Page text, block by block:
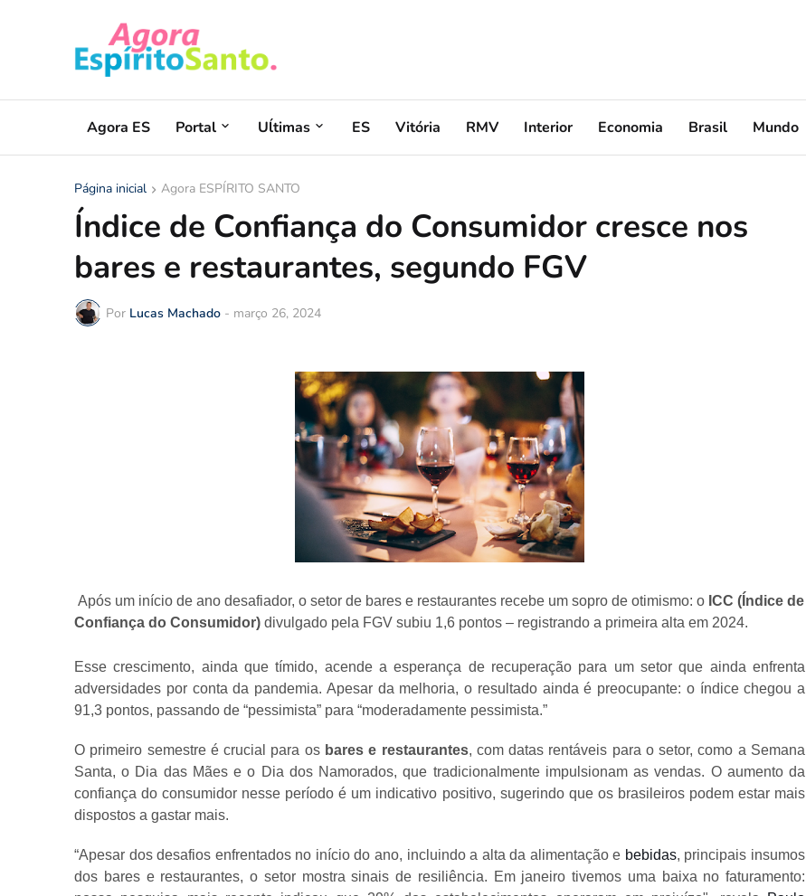
Agora ES Portal Uĺtimas ES Vitória RMV Interior Economia Brasil Mundo
Página inicial Agora ESPÍRITO SANTO
Índice de Confiança do Consumidor cresce nos
bares e restaurantes, segundo FGV
Por Lucas Machado - março 26, 2024
Após um início de ano desafiador, o setor de bares e restaurantes recebe um sopro de otimismo: o ICC (Índice de
Confiança do Consumidor) divulgado pela FGV subiu 1,6 pontos – registrando a primeira alta em 2024.
Esse crescimento, ainda que tímido, acende a esperança de recuperação para um setor que ainda enfrenta
adversidades por conta da pandemia. Apesar da melhoria, o resultado ainda é preocupante: o índice chegou a
91,3 pontos, passando de “pessimista” para “moderadamente pessimista.”
O primeiro semestre é crucial para os bares e restaurantes, com datas rentáveis para o setor, como a Semana
Santa, o Dia das Mães e o Dia dos Namorados, que tradicionalmente impulsionam as vendas. O aumento da
confiança do consumidor nesse período é um indicativo positivo, sugerindo que os brasileiros podem estar mais
dispostos a gastar mais.
“Apesar dos desafios enfrentados no início do ano, incluindo a alta da alimentação e bebidas, principais insumos
dos bares e restaurantes, o setor mostra sinais de resiliência. Em janeiro tivemos uma baixa no faturamento: